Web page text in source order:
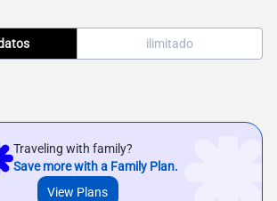
ilimitado
Traveling with family?
Save more with a Family Plan.
View Plans